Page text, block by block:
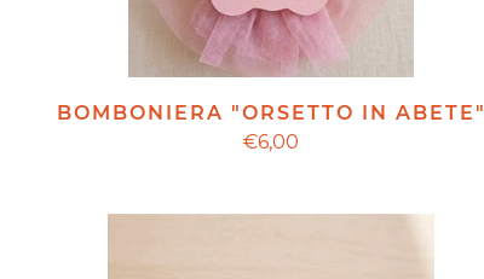
BOMBONIERA "ORSETTO IN ABETE"
€6,00